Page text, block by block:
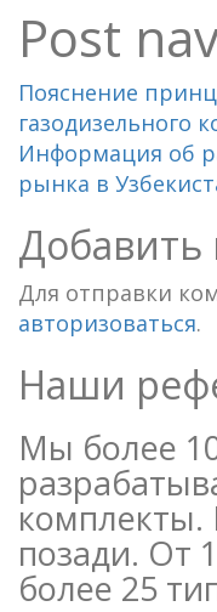
Post
Пояснение
газодизельного
Информация об
рынка в
Для отправки
авторизоваться.
Наши
Мы более
комплекты.
позади. От
более 25